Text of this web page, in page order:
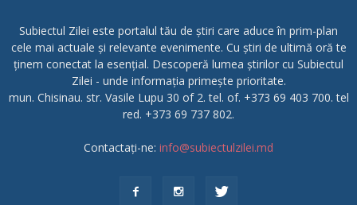
Subiectul Zilei este portalul tău de știri care aduce în prim-plan
cele mai actuale și relevante evenimente. Cu știri de ultimă oră te
ținem conectat la esențial. Descoperă lumea știrilor cu Subiectul
Zilei - unde informația primește prioritate.
mun. Chisinau. str. Vasile Lupu 30 of 2. tel. of. +373 69 403 700. tel
red. +373 69 737 802.
Contactați-ne: info@subiectulzilei.md